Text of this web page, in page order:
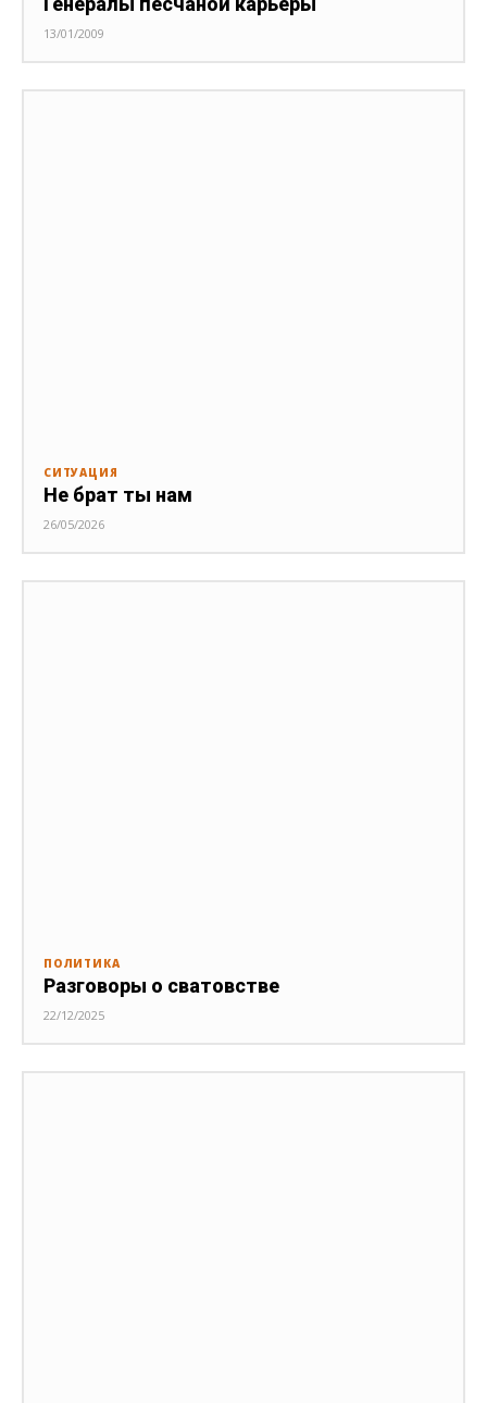
13/01/2009
СИТУАЦИЯ
Не брат ты нам
26/05/2026
ПОЛИТИКА
Разговоры о сватовстве
22/12/2025